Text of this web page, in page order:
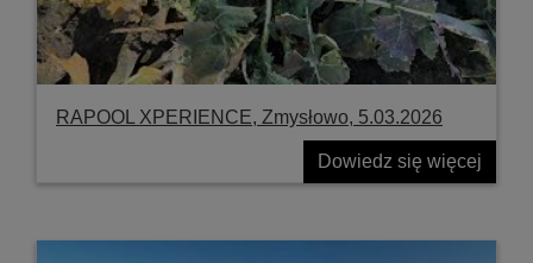
RAPOOL XPERIENCE, Zmysłowo, 5.03.2026
Dowiedz się więcej